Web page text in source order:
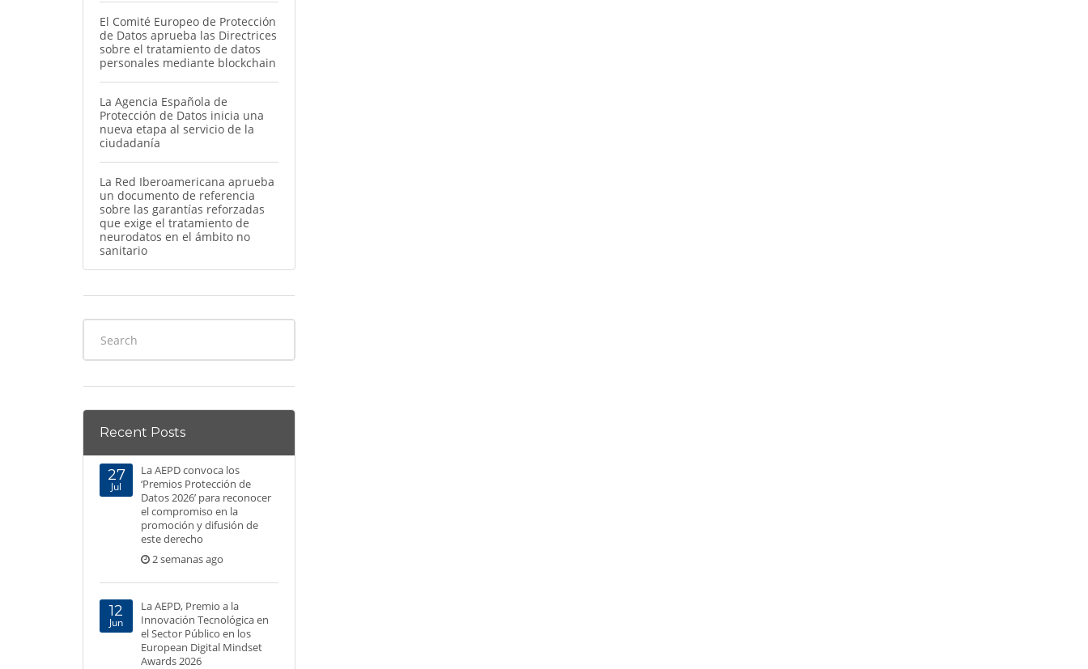
El Comité Europeo de Protección
de Datos aprueba las Directrices
sobre el tratamiento de datos
personales mediante blockchain
La Agencia Española de
Protección de Datos inicia una
nueva etapa al servicio de la
ciudadanía
La Red Iberoamericana aprueba
un documento de referencia
sobre las garantías reforzadas
que exige el tratamiento de
neurodatos en el ámbito no
sanitario
Recent Posts
27
Jul
La AEPD convoca los
‘Premios Protección de
Datos 2026’ para reconocer
el compromiso en la
promoción y difusión de
este derecho
2 semanas ago
12
Jun
La AEPD, Premio a la
Innovación Tecnológica en
el Sector Público en los
European Digital Mindset
Awards 2026